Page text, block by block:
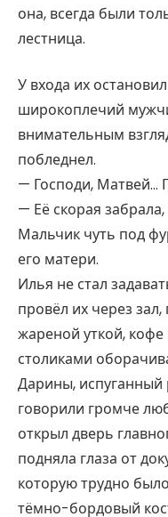
она, всегда были
лестница.
У входа их
широкоплечий
внимательным
побледнел.
— Господи, Матвей…
— Её скорая
Мальчик чуть под
его матери.
Илья не стал
провёл их через
жареной уткой,
столиками
Дарины, испуганный
говорили громче
открыл дверь
подняла глаза от
которую трудно
тёмно-бордовый